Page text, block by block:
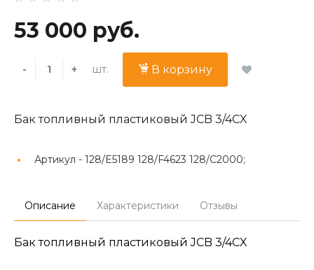
53 000 руб.
- + шт. В корзину
Бак топливный пластиковый JCB 3/4CX
Артикул - 128/E5189 128/F4623 128/C2000;
Описание Характеристики Отзывы
Бак топливный пластиковый JCB 3/4CX